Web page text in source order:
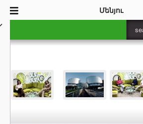
Մենյու